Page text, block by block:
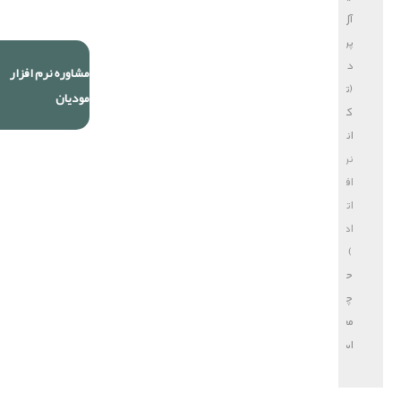
مشاوره نرم افزار
مودیان
آل
پردازش
دایا
(تولید
کننده
انواع
نرم
افزار
اتوماسیون
اداری
)
حق
چاپ
محفوظ
است